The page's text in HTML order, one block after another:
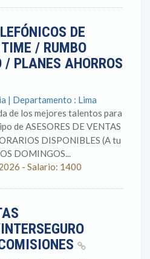
DE
/ RUMBO
/ PLANES AHORROS
| Departamento : Lima
de los mejores talentos para
de ASESORES DE VENTAS
DISPONIBLES (A tu
DOMINGOS...
- Salario: 1400